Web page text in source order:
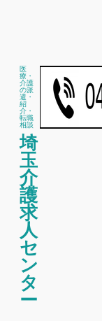
医
療・
介護
の派
遣・
紹
介・
転職
相談
埼
玉
介
護
求
人
セ
ン
タ
ー